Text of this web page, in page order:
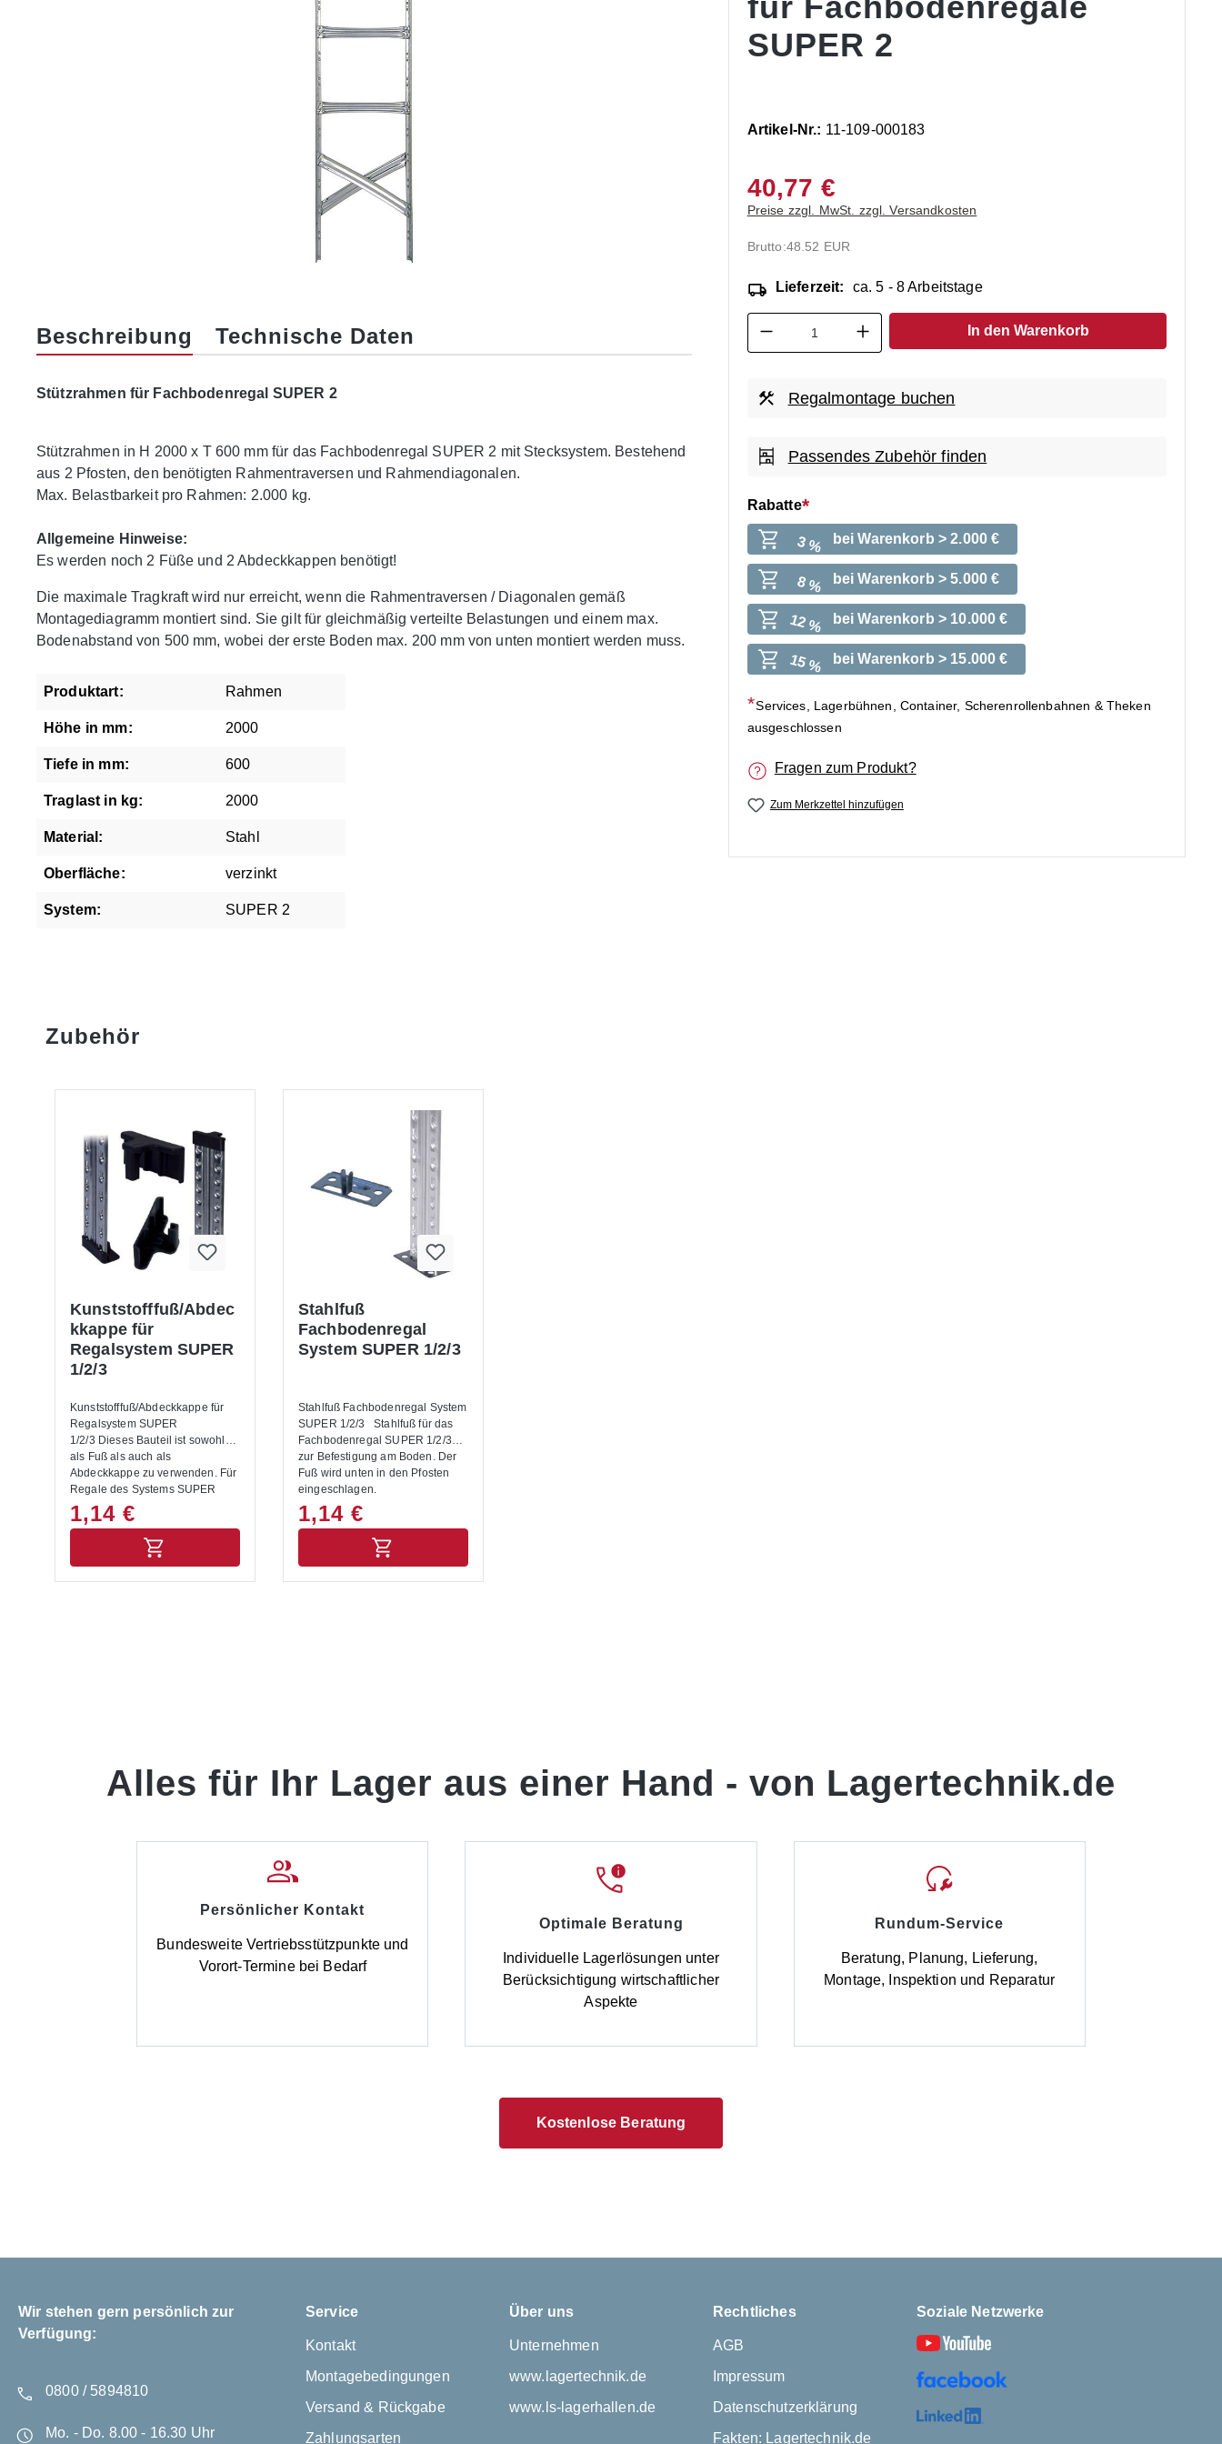
SUPER 2
Artikel-Nr.: 11-109-000183
40,77 €
Preise zzgl. MwSt. zzgl. Versandkosten
Brutto:48.52 EUR
Lieferzeit: ca. 5 - 8 Arbeitstage
Produkt Anzahl: Gib den gewünschten Wert ein
In den Warenkorb
Regalmontage buchen
Passendes Zubehör finden
Rabatte
3 % bei Warenkorb > 2.000 €
8 % bei Warenkorb > 5.000 €
12 % bei Warenkorb > 10.000 €
15 % bei Warenkorb > 15.000 €
Services, Lagerbühnen, Container, Scherenrollenbahnen & Theken
ausgeschlossen
Fragen zum Produkt?
Zum Merkzettel hinzufügen
Beschreibung Technische Daten
Stützrahmen für Fachbodenregal SUPER 2
Stützrahmen in H 2000 x T 600 mm für das Fachbodenregal SUPER 2 mit Stecksystem. Bestehend
aus 2 Pfosten, den benötigten Rahmentraversen und Rahmendiagonalen.
Max. Belastbarkeit pro Rahmen: 2.000 kg.
Allgemeine Hinweise:
Es werden noch 2 Füße und 2 Abdeckkappen benötigt!
Die maximale Tragkraft wird nur erreicht, wenn die Rahmentraversen / Diagonalen gemäß
Montagediagramm montiert sind. Sie gilt für gleichmäßig verteilte Belastungen und einem max.
Bodenabstand von 500 mm, wobei der erste Boden max. 200 mm von unten montiert werden muss.
Produktart: Rahmen
Höhe in mm: 2000
Tiefe in mm: 600
Traglast in kg: 2000
Material: Stahl
Oberfläche: verzinkt
System: SUPER 2
Zubehör
Kunststofffuß/Abdec
kkappe für
Regalsystem SUPER
1/2/3
Kunststofffuß/Abdeckkappe für
Regalsystem SUPER
1/2/3 Dieses Bauteil ist sowohl
als Fuß als auch als
Abdeckkappe zu verwenden. Für
Regale des Systems SUPER
1/2/3.
1,14 €
Stahlfuß
Fachbodenregal
System SUPER 1/2/3
Stahlfuß Fachbodenregal System
SUPER 1/2/3 Stahlfuß für das
Fachbodenregal SUPER 1/2/3
zur Befestigung am Boden. Der
Fuß wird unten in den Pfosten
eingeschlagen.
1,14 €
Alles für Ihr Lager aus einer Hand - von Lagertechnik.de
Persönlicher Kontakt
Bundesweite Vertriebsstützpunkte und
Vorort-Termine bei Bedarf
Optimale Beratung
Individuelle Lagerlösungen unter
Berücksichtigung wirtschaftlicher
Aspekte
Rundum-Service
Beratung, Planung, Lieferung,
Montage, Inspektion und Reparatur
Kostenlose Beratung
Wir stehen gern persönlich zur
Verfügung:
0800 / 5894810
Mo. - Do. 8.00 - 16.30 Uhr
Service
Kontakt
Montagebedingungen
Versand & Rückgabe
Zahlungsarten
Über uns
Unternehmen
www.lagertechnik.de
www.ls-lagerhallen.de
Rechtliches
AGB
Impressum
Datenschutzerklärung
Fakten: Lagertechnik.de
Soziale Netzwerke